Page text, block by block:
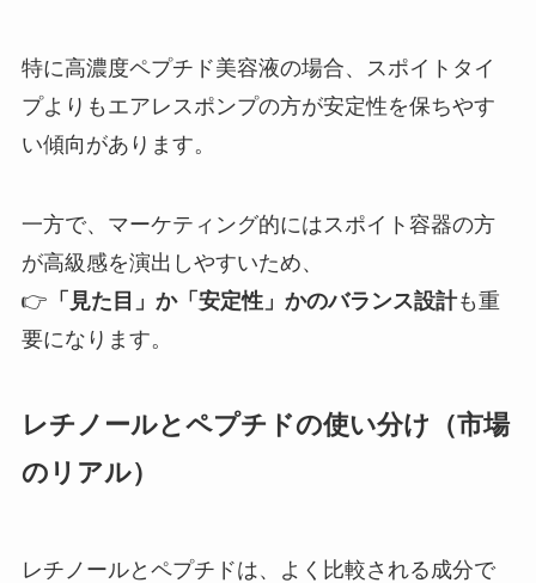
特に高濃度ペプチド美容液の場合、スポイトタイ
プよりもエアレスポンプの方が安定性を保ちやす
い傾向があります。
一方で、マーケティング的にはスポイト容器の方
が高級感を演出しやすいため、
👉 「見た目」か「安定性」かのバランス設計も重
要になります。
レチノールとペプチドの使い分け（市場
のリアル）
レチノールとペプチドは、よく比較される成分で